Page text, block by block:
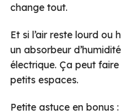
change tout.
Et si l’air reste lourd ou
un absorbeur
électrique. Ça peut
petits espaces.
Petite astuce en bonus